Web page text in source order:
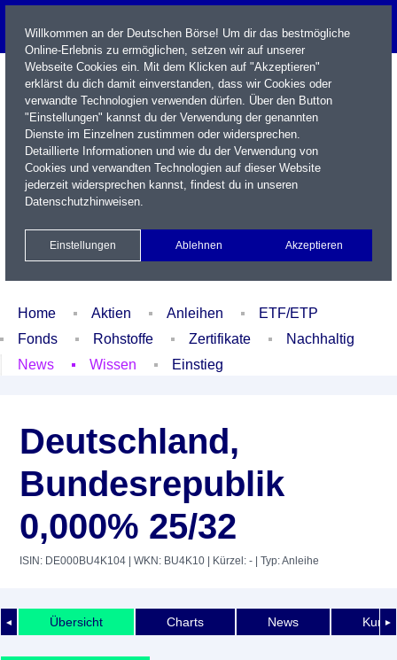
Name / WKN / ISIN / Kürzel
Xetra Realtime
Watchlist Portfolio Login
Home Aktien Anleihen
ETF/ETP
Fonds
Rohstoffe Zertifikate
Nachhaltig
News
Wissen Einstieg
Deutschland,
Bundesrepublik
0,000% 25/32
ISIN: DE000BU4K104 | WKN: BU4K10 | Kürzel: - | Typ: Anleihe
◄ ►
Übersicht Charts News
Willkommen an der Deutschen Börse! Um dir das bestmögliche
Online-Erlebnis zu ermöglichen, setzen wir auf unserer
Webseite Cookies ein. Mit dem Klicken auf "Akzeptieren"
erklärst du dich damit einverstanden, dass wir Cookies oder
verwandte Technologien verwenden dürfen. Über den Button
"Einstellungen" kannst du der Verwendung der genannten
Dienste im Einzelnen zustimmen oder widersprechen.
Detaillierte Informationen und wie du der Verwendung von
Cookies und verwandten Technologien auf dieser Website
jederzeit widersprechen kannst, findest du in unseren
Datenschutzhinweisen.
Einstellungen Ablehnen Akzeptieren